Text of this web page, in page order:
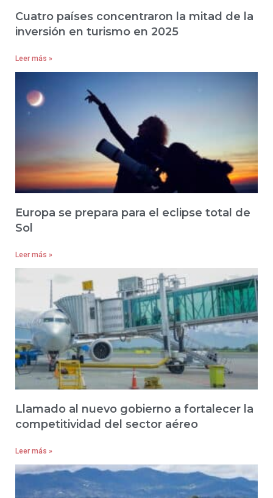
Cuatro países concentraron la mitad de la
inversión en turismo en 2025
Leer más »
Europa se prepara para el eclipse total de
Sol
Leer más »
Llamado al nuevo gobierno a fortalecer la
competitividad del sector aéreo
Leer más »